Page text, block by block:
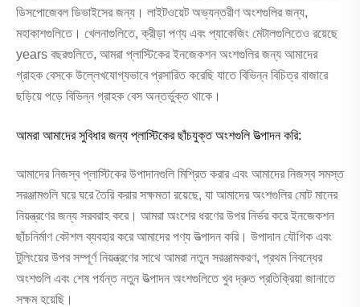
ডিসপোজেবল ডিভাইসের জন্য। লাইটওয়েট অভ্যন্তরীণ অংশগুলির জন্য,
মহাকাশগুলিতে। খেলনাগুলিতে, ক্রীড়া পণ্য এবং প্যাকেজিং মেটালগুলিতেও রয়েছে
years বছরগুলিতে, আমরা প্লাস্টিকের ইনজেকশন অংশগুলির জন্য আমাদের
গ্রাহক বেসকে উল্লেখযোগ্যভাবে প্রসারিত করেছি যাতে বিভিন্ন বিচিত্র বাজারে
ছড়িয়ে পড়ে বিভিন্ন গ্রাহক বেস অন্তর্ভুক্ত থাকে।
আমরা আমাদের সুবিধার জন্য প্লাস্টিকের ছাঁচযুক্ত অংশগুলি উত্পাদন করি:
আমাদের নিজস্ব প্লাস্টিকের উপাদানগুলি মিশ্রিত করার এবং আমাদের নিজস্ব সমস্ত
সরঞ্জামগুলি ঘরে ঘরে তৈরি করার সক্ষমতা রয়েছে, যা আমাদের অংশগুলির মোট মানের
নিয়ন্ত্রণের জন্য সরবরাহ করে। আমরা অংশের ধরণের উপর নির্ভর করে ইনজেকশন
ছাঁচনির্মাণ কৌশল ব্যবহার করে আমাদের পণ্য উত্পাদন করি। উপাদান যৌগিক এবং
টুলিংয়ের উপর সম্পূর্ণ নিয়ন্ত্রণের সাথে আমরা নতুন সরঞ্জামকরণ, প্রথম নিবন্ধের
অংশগুলি এবং শেষ পর্যন্ত নতুন উত্পাদন অংশগুলিতে খুব দ্রুত প্রতিক্রিয়া জানাতে
সক্ষম হয়েছি।